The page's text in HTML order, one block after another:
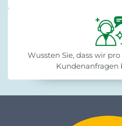
Wussten Sie, dass wir pro
Kundenanfragen